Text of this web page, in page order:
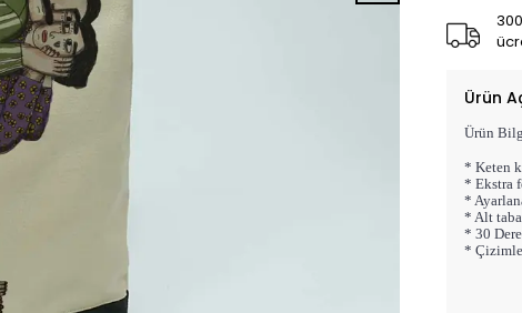
Ürün
Ürün
* Keten
* Ekstra
*
* Alt
* 30
*